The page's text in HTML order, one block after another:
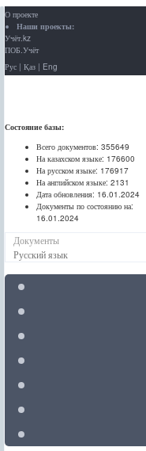
О проекте
Наши проекты:
Учёт.kz
ПОБ.Учёт
Рус | Қаз | Eng
Состояние базы:
Всего документов: 355649
На казахском языке: 176600
На русском языке: 176917
На английском языке: 2131
Дата обновления: 16.01.2024
Документы по состоянию на:
16.01.2024
Документы
Русский язык